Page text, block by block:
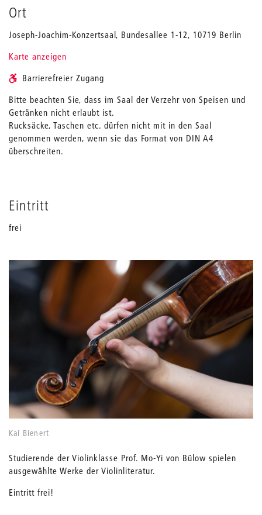
Ort
Joseph-Joachim-Konzertsaal, Bundesallee 1-12, 10719 Berlin
Karte anzeigen
Barrierefreier Zugang
Bitte beachten Sie, dass im Saal der Verzehr von Speisen und
Getränken nicht erlaubt ist.
Rucksäcke, Taschen etc. dürfen nicht mit in den Saal
genommen werden, wenn sie das Format von DIN A4
überschreiten.
Eintritt
frei
Kai Bienert
Studierende der Violinklasse Prof. Mo-Yi von Bülow spielen
ausgewählte Werke der Violinliteratur.
Eintritt frei!